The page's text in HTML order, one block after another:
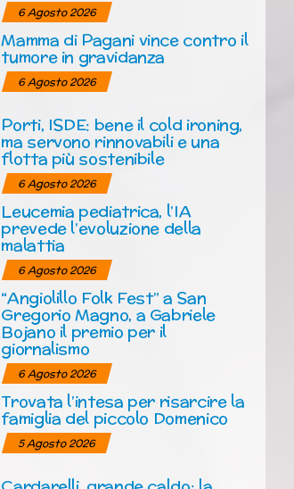
6 Agosto 2026
Mamma di Pagani vince contro il
tumore in gravidanza
6 Agosto 2026
Porti, ISDE: bene il cold ironing,
ma servono rinnovabili e una
flotta più sostenibile
6 Agosto 2026
Leucemia pediatrica, l’IA
prevede l’evoluzione della
malattia
6 Agosto 2026
“Angiolillo Folk Fest” a San
Gregorio Magno, a Gabriele
Bojano il premio per il
giornalismo
6 Agosto 2026
Trovata l’intesa per risarcire la
famiglia del piccolo Domenico
5 Agosto 2026